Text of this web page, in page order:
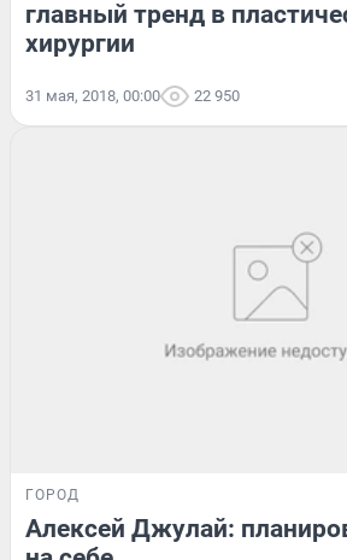
главный тренд в
хирургии
31 мая, 2018, 00:00 22 950
ГОРОД
Алексей Джулай: